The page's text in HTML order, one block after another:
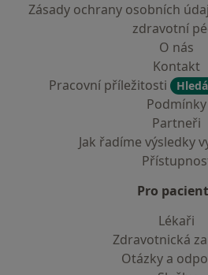
Zásady ochrany osobních
zdravotní
O nás
Kontakt
Pracovní příležitosti
Podmínky
Partneři
Jak řadíme výsledky
Pro
Lékaři
Zdravotnická
Otázky a